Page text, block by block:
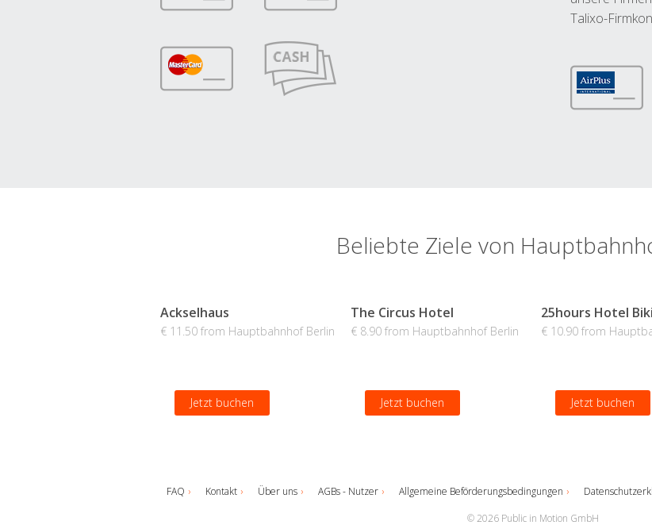
Talixo-
Beliebte Ziele von
Ackselhaus
€ 11.50 from Hauptbahnhof Berlin
Jetzt buchen
The Circus Hotel
€ 8.90 from Hauptbahnhof Berlin
Jetzt buchen
25hours Hotel
€ 10.90 from
Jetzt buchen
FAQ Kontakt Über uns AGBs - Nutzer Allgemeine Beförderungsbedingungen
© 2026 Public in Motion GmbH